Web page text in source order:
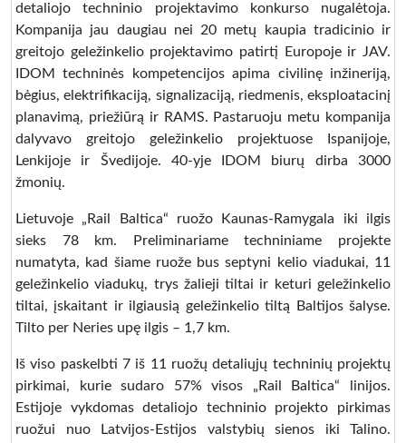
detaliojo techninio projektavimo konkurso nugalėtoja.
Kompanija jau daugiau nei 20 metų kaupia tradicinio ir
greitojo geležinkelio projektavimo patirtį Europoje ir JAV.
IDOM techninės kompetencijos apima civilinę inžineriją,
bėgius, elektrifikaciją, signalizaciją, riedmenis, eksploatacinį
planavimą, priežiūrą ir RAMS. Pastaruoju metu kompanija
dalyvavo greitojo geležinkelio projektuose Ispanijoje,
Lenkijoje ir Švedijoje. 40-yje IDOM biurų dirba 3000
žmonių.
Lietuvoje „Rail Baltica“ ruožo Kaunas-Ramygala iki ilgis
sieks 78 km. Preliminariame techniniame projekte
numatyta, kad šiame ruože bus septyni kelio viadukai, 11
geležinkelio viadukų, trys žalieji tiltai ir keturi geležinkelio
tiltai, įskaitant ir ilgiausią geležinkelio tiltą Baltijos šalyse.
Tilto per Neries upę ilgis – 1,7 km.
Iš viso paskelbti 7 iš 11 ruožų detaliųjų techninių projektų
pirkimai, kurie sudaro 57% visos „Rail Baltica“ linijos.
Estijoje vykdomas detaliojo techninio projekto pirkimas
ruožui nuo Latvijos-Estijos valstybių sienos iki Talino.